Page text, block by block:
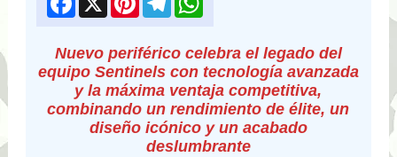
Nuevo periférico celebra el legado del
equipo Sentinels con tecnología avanzada
y la máxima ventaja competitiva,
combinando un rendimiento de élite, un
diseño icónico y un acabado
deslumbrante